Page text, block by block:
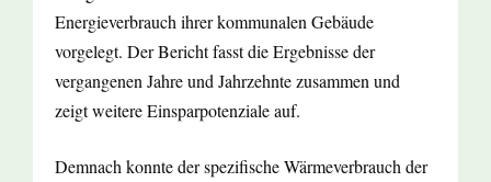
Energieverbrauch ihrer kommunalen Gebäude
vorgelegt. Der Bericht fasst die Ergebnisse der
vergangenen Jahre und Jahrzehnte zusammen und
zeigt weitere Einsparpotenziale auf.
Demnach konnte der spezifische Wärmeverbrauch der